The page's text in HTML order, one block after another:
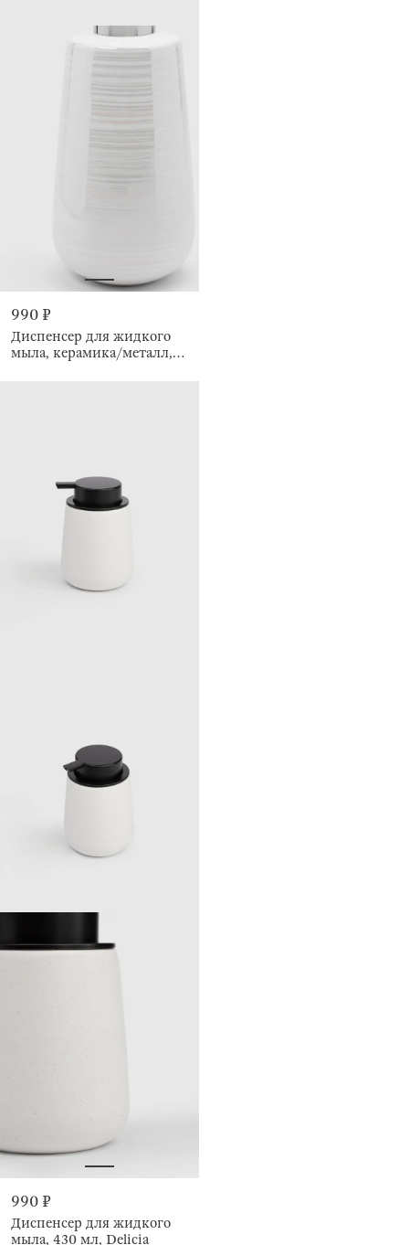
990 ₽
Диспенсер для жидкого
мыла, керамика/металл,
990 ₽
Диспенсер для жидкого
мыла, 430 мл, Delicia